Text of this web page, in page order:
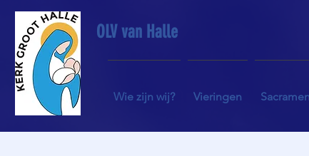
OLV van Halle
Wie zijn wij? Vieringen